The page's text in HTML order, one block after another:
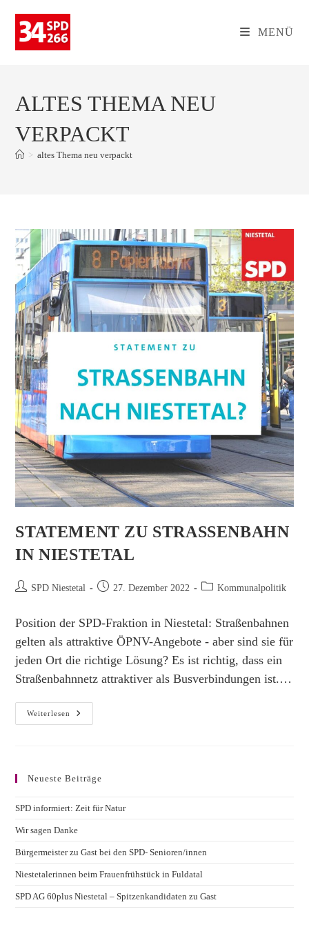
Inhalt
springen
MENÜ
ALTES THEMA NEU
VERPACKT
> altes Thema neu verpackt
STATEMENT ZU STRASSENBAHN I
N NIESTETAL
Beitrags-SPD Niestetal
Beitrag27. Dezember 2022
Beitrags-
Kommunalpolitik
Position der SPD-Fraktion in Niestetal: Straßenbahnen
gelten als attraktive ÖPNV-Angebote - aber sind sie für
jeden Ort die richtige Lösung? Es ist richtig, dass ein
Straßenbahnnetz attraktiver als Busverbindungen ist.…
Weiterlesen
Statement
Zu
Neueste Beiträge
SPD informiert: Zeit für Natur
Wir sagen Danke
Bürgermeister zu Gast bei den SPD- Senioren/innen
Niestetalerinnen beim Frauenfrühstück in Fuldatal
SPD AG 60plus Niestetal – Spitzenkandidaten zu Gast